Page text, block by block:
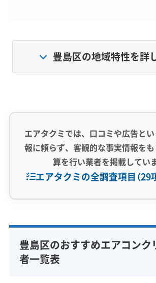
な住環境が同居しています。そ
ンの汚れ方もお住まいの場所に
例えば、気密性が高く空気がこ
ーマンションでは、調理時の油
トが逃げ場を失い、エアコン内
一方で、木造住宅が多いエリア
豊島区の地域特性を詳
エアタクミでは、口コミや広告と
報に頼らず、客観的な事実情報を
算を行い業者を掲載してい
エアタクミの全調査項目（29
完全分解洗浄 部分クリーニング
実績10年
資格保有スタッフ
豊島区のおすすめエアコンク
者一覧表